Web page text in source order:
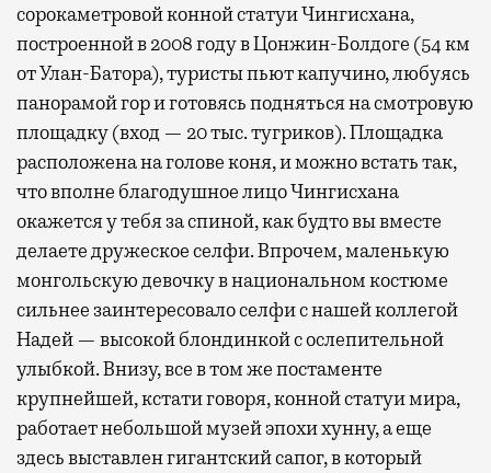
сорокаметровой конной статуи Чингисхана,
построенной в 2008 году в Цонжин-Болдоге (54 км
от Улан-Батора), туристы пьют капучино, любуясь
панорамой гор и готовясь подняться на смотровую
площадку (вход — 20 тыс. тугриков). Площадка
расположена на голове коня, и можно встать так,
что вполне благодушное лицо Чингисхана
окажется у тебя за спиной, как будто вы вместе
делаете дружеское селфи. Впрочем, маленькую
монгольскую девочку в национальном костюме
сильнее заинтересовало селфи с нашей коллегой
Надей — высокой блондинкой с ослепительной
улыбкой. Внизу, все в том же постаменте
крупнейшей, кстати говоря, конной статуи мира,
работает небольшой музей эпохи хунну, а еще
здесь выставлен гигантский сапог, в который